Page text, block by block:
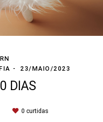
23/MAIO/2023
DIAS
0 curtidas